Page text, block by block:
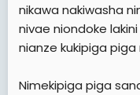
nikawa nakiwasha
nivae niondoke
nianze kukipiga
Nimekipiga piga